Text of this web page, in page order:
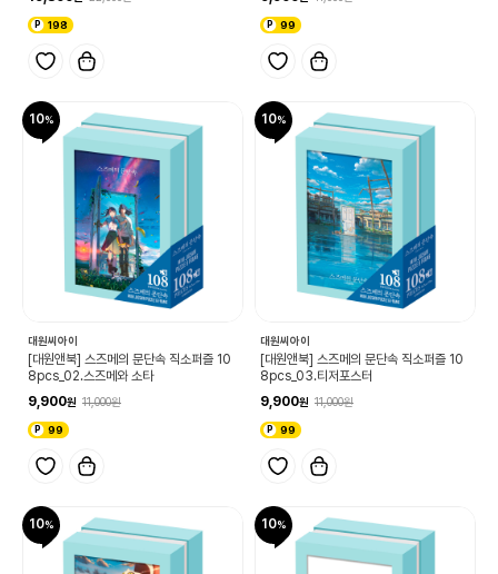
198 99
10
대원씨아이
[대원앤북] 스즈메의 문단속 직소퍼즐 10
8pcs_02.스즈메와 소타
9,900
11,000
99
10
대원씨아이
[대원앤북] 스즈메의 문단속 직소퍼즐 10
8pcs_03.티저포스터
9,900
11,000
99
10 10